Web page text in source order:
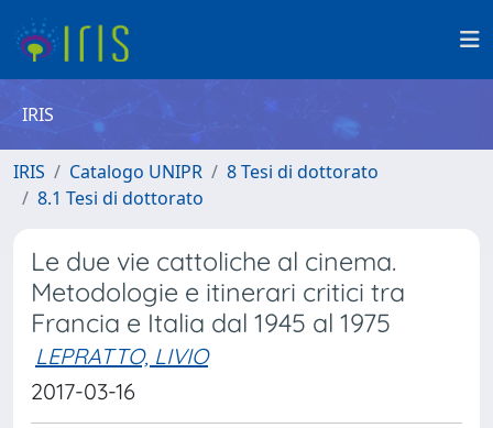
IRIS
IRIS Catalogo UNIPR
8 Tesi di dottorato
8.1 Tesi di dottorato
Le due vie cattoliche al cinema.
Metodologie e itinerari critici tra
Francia e Italia dal 1945 al 1975
LEPRATTO, LIVIO
2017-03-16